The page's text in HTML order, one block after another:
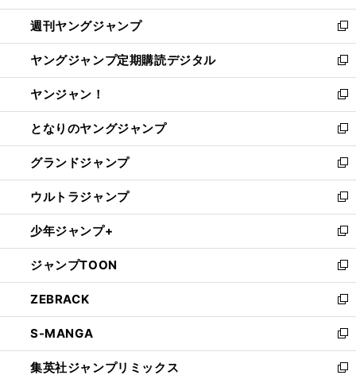
開
く
ウ
で
開
く
ン
ド
ウ
で
開
く
ウ
ィ
ン
ド
ウ
で
開
く
週刊ヤングジャンプ
新
し
い
ウ
ィ
ン
ド
ウ
で
開
く
ヤングジャンプ定期購読デジタル
新
し
い
ウ
ィ
ン
ド
ウ
で
開
く
ヤンジャン！
新
し
い
ウ
ィ
ン
ド
ウ
で
開
く
となりのヤングジャンプ
新
し
い
ウ
ィ
ン
ド
ウ
で
開
く
グランドジャンプ
新
し
い
ウ
ィ
ン
ド
ウ
で
開
く
ウルトラジャンプ
新
し
い
ウ
ィ
ン
ド
ウ
で
開
く
少年ジャンプ+
新
し
い
ウ
ィ
ン
ド
ウ
で
ジャンプTOON
新
し
い
ウ
ィ
ン
ド
ZEBRACK
新
し
い
ウ
ィ
S-MANGA
新
し
い
集英社ジャンプリミックス 新